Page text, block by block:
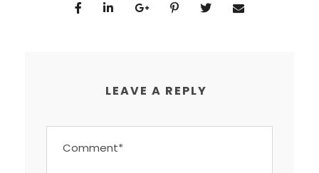
LEAVE A REPLY